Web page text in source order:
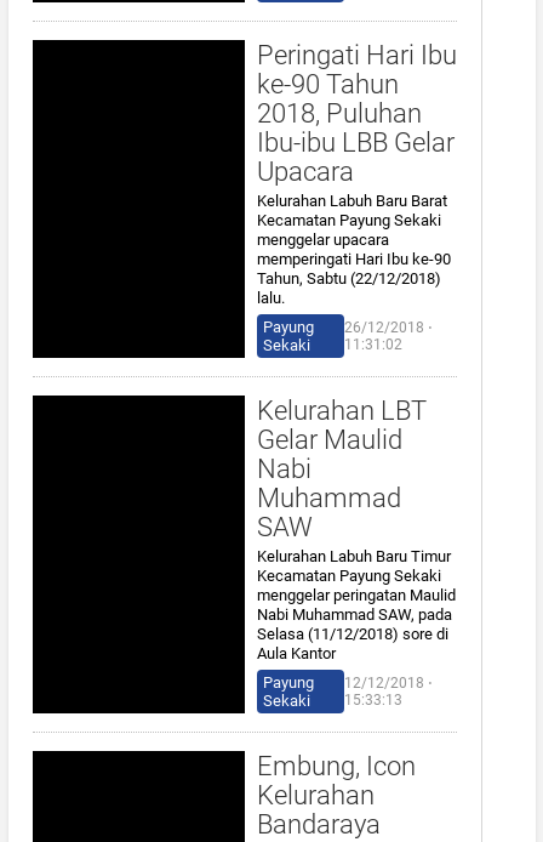
Peringati Hari Ibu
ke-90 Tahun
2018, Puluhan
Ibu-ibu LBB Gelar
Upacara
Kelurahan Labuh Baru Barat
Kecamatan Payung Sekaki
menggelar upacara
memperingati Hari Ibu ke-90
Tahun, Sabtu (22/12/2018)
lalu.
Payung
Sekaki
26/12/2018 ⋅
11:31:02
Kelurahan LBT
Gelar Maulid
Nabi
Muhammad
SAW
Kelurahan Labuh Baru Timur
Kecamatan Payung Sekaki
menggelar peringatan Maulid
Nabi Muhammad SAW, pada
Selasa (11/12/2018) sore di
Aula Kantor
Payung
Sekaki
12/12/2018 ⋅
15:33:13
Embung, Icon
Kelurahan
Bandaraya